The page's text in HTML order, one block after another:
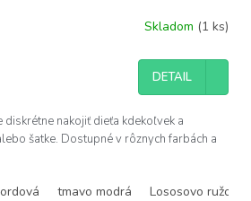
Skladom (1 ks)
DETAIL
diskrétne nakojiť dieťa kdekoľvek a
šatke. Dostupné v rôznych farbách a
tmavo modrá Lososovo ružová